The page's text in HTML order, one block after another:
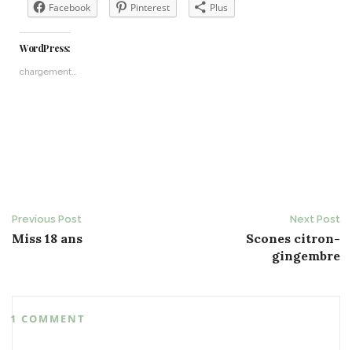
Facebook Pinterest Plus
WordPress:
chargement…
Post
Previous Post
Miss 18 ans
Next Post
Scones citron-
gingembre
1 COMMENT